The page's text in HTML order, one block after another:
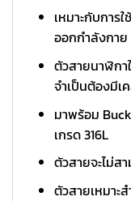
เหมาะกับการ
ออกกำลังกาย
ตัวสายนาฬิกา
จำเป็นต้องมีเ
มาพร้อม
เกรด 316L
ตัวสายจะไม่ส
ตัวสายเหมาะ